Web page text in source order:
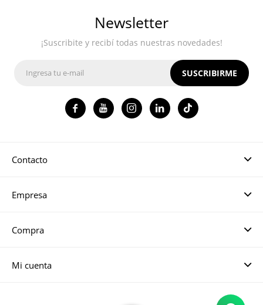
Contacto
Empresa
Compra
Mi cuenta
Newsletter
¡Suscribite y recibí todas nuestras novedades!
SUSCRIBIRME
   